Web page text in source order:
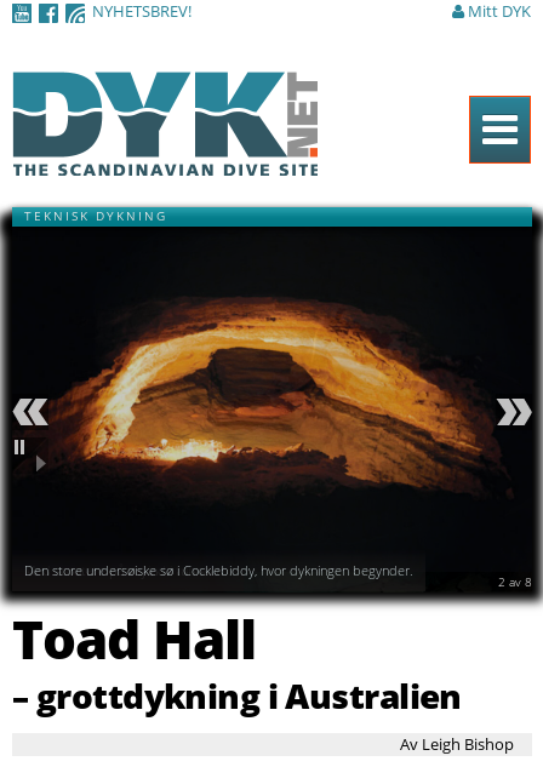
NYHETSBREV! Mitt DYK
Hem
Tidningen
DYK Guiden
Shop
TEKNISK DYKNING
Den store undersøiske sø i Cocklebiddy, hvor dykningen begynder.
Föregående Nästa
2 av 8
Toad Hall
– grottdykning i Australien
Av Leigh Bishop